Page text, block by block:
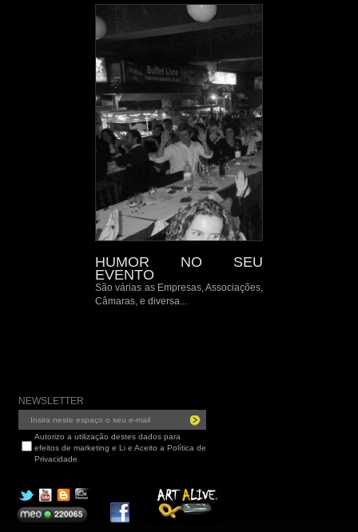
HUMOR NO SEU
EVENTO
São várias as Empresas, Associações,
Câmaras, e diversa...
NEWSLETTER
Autorizo a utilização destes dados para
efeitos de marketing e Li e Aceito a Política de
Privacidade